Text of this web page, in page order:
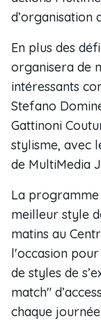
d’organisation
En plus des
organisera de
intéressants
Stefano
Gattinoni
stylisme, avec
de MultiMedia
La programme
meilleur style
matins au
l'occasion
de styles de
match"
chaque